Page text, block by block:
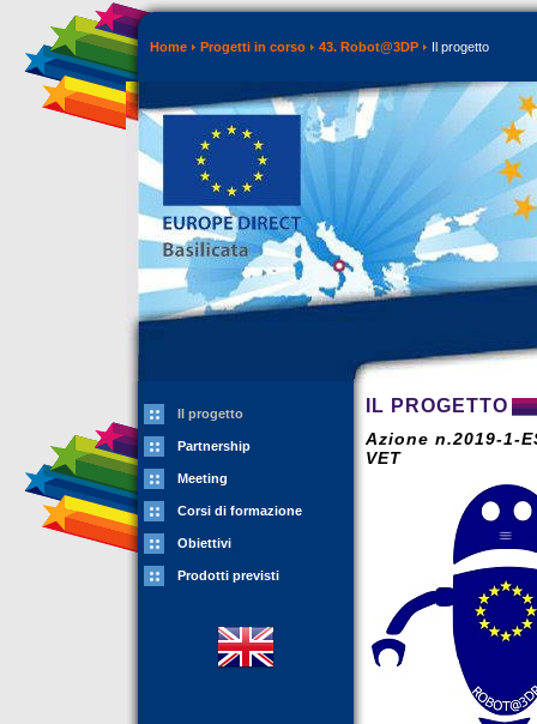
Home Progetti in corso 43. Robot@3DP Il progetto
Il progetto
Partnership
Meeting
Corsi di formazione
Obiettivi
Prodotti previsti
IL PROGETTO
Azione n.2019-1-
VET